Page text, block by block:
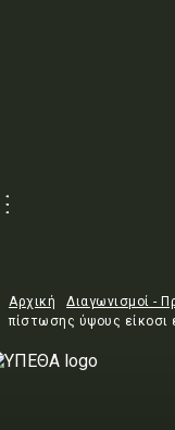
Αρχική Διαγωνισμοί -
πίστωσης ύψους είκοσι